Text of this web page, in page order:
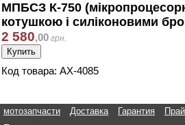
МПБСЗ К-750
котушкою і силіконовими
2 580,00 грн.
Код товара: АХ-4085
мотозапчасти Доставка Гарантия